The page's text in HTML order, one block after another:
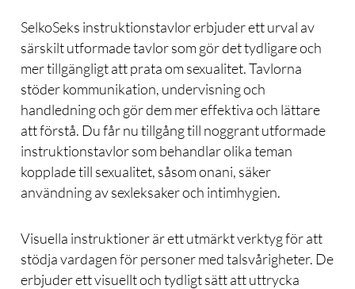
SelkoSeks instruktionstavlor erbjuder ett urval av
särskilt utformade tavlor som gör det tydligare och
mer tillgängligt att prata om sexualitet. Tavlorna
stöder kommunikation, undervisning och
handledning och gör dem mer effektiva och lättare
att förstå. Du får nu tillgång till noggrant utformade
instruktionstavlor som behandlar olika teman
kopplade till sexualitet, såsom onani, säker
användning av sexleksaker och intimhygien.
Visuella instruktioner är ett utmärkt verktyg för att
stödja vardagen för personer med talsvårigheter. De
erbjuder ett visuellt och tydligt sätt att uttrycka